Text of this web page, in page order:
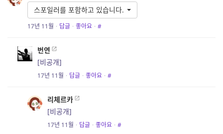
스포일러를 포함하고 있습니다.
17년 11월 · 답글 · 좋아요 · #
번연
[비공개]
17년 11월 · 답글 · 좋아요 · #
리체르카
[비공개]
17년 11월 · 답글 · 좋아요 · #